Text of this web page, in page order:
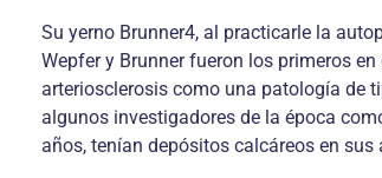
Su yerno Brunner4, al practicarle la
Wepfer y Brunner fueron los primeros
arteriosclerosis como una patología de
algunos investigadores de la época
años, tenían depósitos calcáreos en